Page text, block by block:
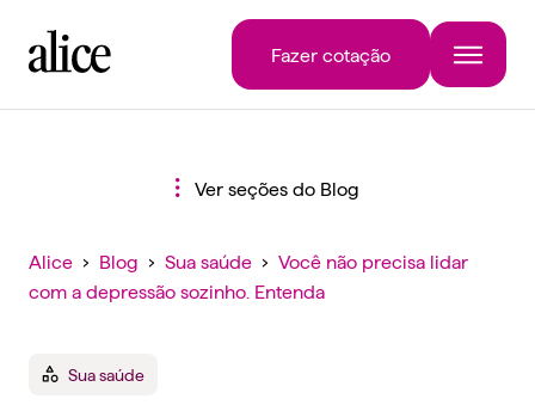
Fazer cotação
Ver seções do Blog
Alice › Blog › Sua saúde › Você não precisa lidar
com a depressão sozinho. Entenda
Sua saúde